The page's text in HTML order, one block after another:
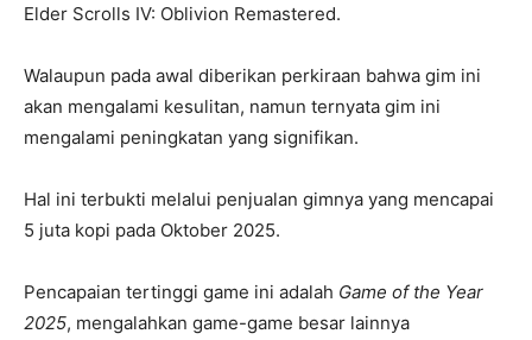
Elder Scrolls IV: Oblivion Remastered.
Walaupun pada awal diberikan perkiraan bahwa gim ini
akan mengalami kesulitan, namun ternyata gim ini
mengalami peningkatan yang signifikan.
Hal ini terbukti melalui penjualan gimnya yang mencapai
5 juta kopi pada Oktober 2025.
Pencapaian tertinggi game ini adalah Game of the Year
2025, mengalahkan game-game besar lainnya